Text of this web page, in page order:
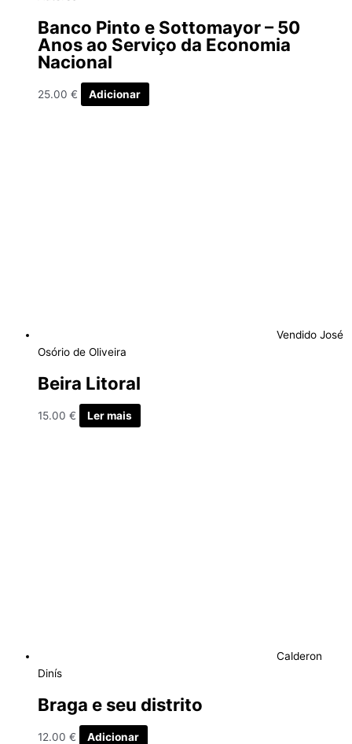
Banco Pinto e Sottomayor – 50
Anos ao Serviço da Economia
Nacional
25.00 € Adicionar
Vendido José
Osório de Oliveira
Beira Litoral
15.00 € Ler mais
Calderon
Dinís
Braga e seu distrito
12.00 € Adicionar